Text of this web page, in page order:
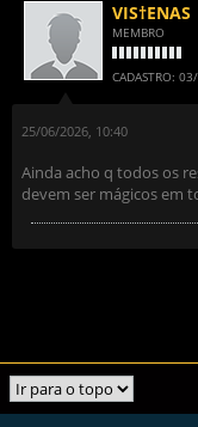
VIS†ENAS
MEMBRO
CADASTRO:
25/06/2026, 10:40
Ainda acho q todos os
devem ser mágicos em